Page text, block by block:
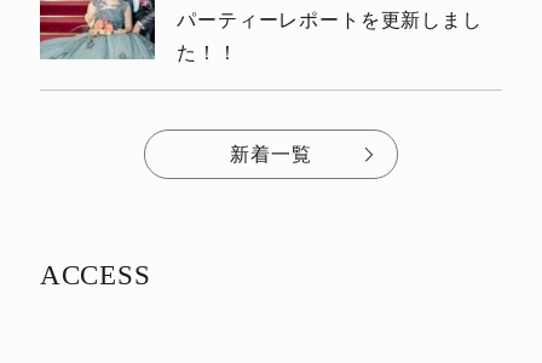
パーティーレポートを更新しまし
た！！
新着一覧
アクセス
ACCESS